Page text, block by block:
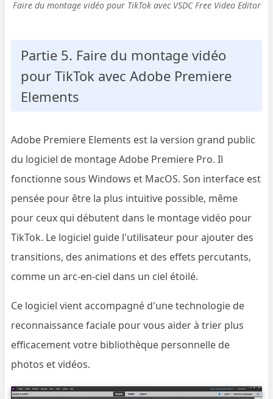
Faire du montage vidéo pour TikTok avec VSDC Free Video Editor
Partie 5. Faire du montage vidéo
pour TikTok avec Adobe Premiere
Elements
Adobe Premiere Elements est la version grand public
du logiciel de montage Adobe Premiere Pro. Il
fonctionne sous Windows et MacOS. Son interface est
pensée pour être la plus intuitive possible, même
pour ceux qui débutent dans le montage vidéo pour
TikTok. Le logiciel guide l'utilisateur pour ajouter des
transitions, des animations et des effets percutants,
comme un arc-en-ciel dans un ciel étoilé.
Ce logiciel vient accompagné d'une technologie de
reconnaissance faciale pour vous aider à trier plus
efficacement votre bibliothèque personnelle de
photos et vidéos.